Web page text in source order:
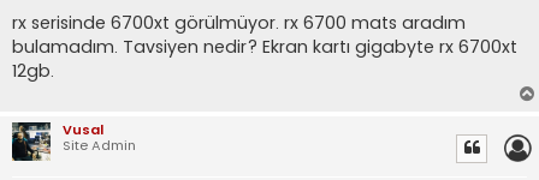
s
t
rx serisinde 6700xt görülmüyor. rx 6700 mats aradım
bulamadım. Tavsiyen nedir? Ekran kartı gigabyte rx 6700xt
12gb.
Vusal
Site Admin